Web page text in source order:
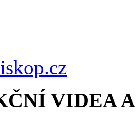
VIDEA A